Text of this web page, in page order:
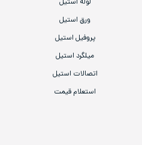
لوله استیل
ورق استیل
پروفیل استیل
میلگرد استیل
اتصالات استیل
استعلام قیمت